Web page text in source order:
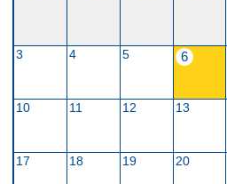
3 4 5 6
10 11 12 13
17 18 19 20